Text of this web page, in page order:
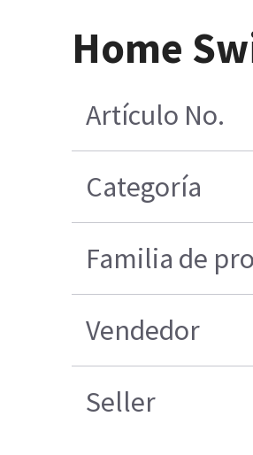
Home
Artículo No.
Categoría
Familia de
Vendedor
Seller